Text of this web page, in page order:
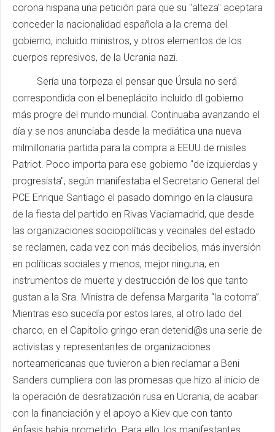
corona hispana una petición para que su "alteza" aceptara
conceder la nacionalidad española a la crema del
gobierno, incluido ministros, y otros elementos de los
cuerpos represivos, de la Ucrania nazi.
Sería una torpeza el pensar que Úrsula no será
correspondida con el beneplácito incluido dl gobierno
más progre del mundo mundial. Continuaba avanzando el
día y se nos anunciaba desde la mediática una nueva
milmillonaria partida para la compra a EEUU de misiles
Patriot. Poco importa para ese gobierno "de izquierdas y
progresista", según manifestaba el Secretario General del
PCE Enrique Santiago el pasado domingo en la clausura
de la fiesta del partido en Rivas Vaciamadrid, que desde
las organizaciones sociopolíticas y vecinales del estado
se reclamen, cada vez con más decibelios, más inversión
en políticas sociales y menos, mejor ninguna, en
instrumentos de muerte y destrucción de los que tanto
gustan a la Sra. Ministra de defensa Margarita “la cotorra”.
Mientras eso sucedía por estos lares, al otro lado del
charco, en el Capitolio gringo eran detenid@s una serie de
activistas y representantes de organizaciones
norteamericanas que tuvieron a bien reclamar a Beni
Sanders cumpliera con las promesas que hizo al inicio de
la operación de desratización rusa en Ucrania, de acabar
con la financiación y el apoyo a Kiev que con tanto